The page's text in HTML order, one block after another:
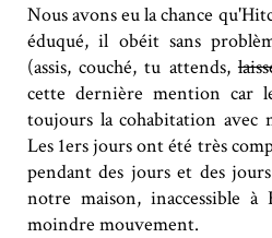
Nous avons eu la chance
éduqué, il obéit sans
(assis, couché, tu attends,
cette dernière mention car
toujours la cohabitation avec
Les 1ers jours ont été très
pendant des jours et des
notre maison, inaccessible
moindre mouvement.